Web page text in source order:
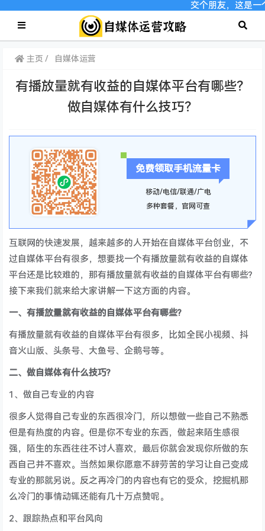
交个朋友，这是一
主页 自媒体运营
有播放量就有收益的自媒体平台有哪些？
做自媒体有什么技巧？
免费领取手机流量卡
移动/电信/联通/广电
多种套餐，官网可查
互联网的快速发展，越来越多的人开始在自媒体平台创业，不
过自媒体平台有很多，想要找一个有播放量就有收益的自媒体
平台还是比较难的，那有播放量就有收益的自媒体平台有哪些?
接下来我们就来给大家讲解一下这方面的内容。
一、有播放量就有收益的自媒体平台有哪些?
有播放量就有收益的自媒体平台有很多，比如全民小视频、抖
音火山版、头条号、大鱼号、企鹅号等。
二、做自媒体有什么技巧?
1、做自己专业的内容
很多人觉得自己专业的东西很冷门，所以想做一些自己不熟悉
但是有热度的内容。但是你不专业的东西，做起来陌生感很
强，陌生的东西往往不讨人喜欢，最后你就会发现你所做的东
西自己并不喜欢。当然如果你愿意不辞劳苦的学习让自己变成
专业的那就另说。反之再冷门的内容也有它的受众，挖掘机那
么冷门的事情动辄还能有几十万点赞呢。
2、跟踪热点和平台风向